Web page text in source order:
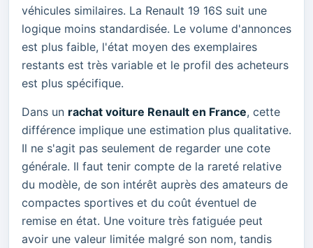
véhicules similaires. La Renault 19 16S suit une
logique moins standardisée. Le volume d'annonces
est plus faible, l'état moyen des exemplaires
restants est très variable et le profil des acheteurs
est plus spécifique.
Dans un rachat voiture Renault en France, cette
différence implique une estimation plus qualitative.
Il ne s'agit pas seulement de regarder une cote
générale. Il faut tenir compte de la rareté relative
du modèle, de son intérêt auprès des amateurs de
compactes sportives et du coût éventuel de
remise en état. Une voiture très fatiguée peut
avoir une valeur limitée malgré son nom, tandis